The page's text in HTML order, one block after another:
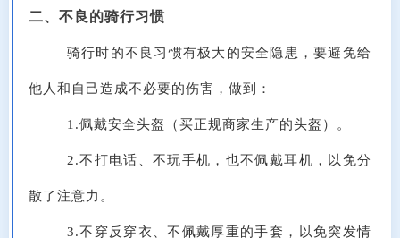
二、不良的骑行习惯
骑行时的不良习惯有极大的安全隐患，要避免给
他人和自己造成不必要的伤害，做到：
1.佩戴安全头盔（买正规商家生产的头盔）。
2.不打电话、不玩手机，也不佩戴耳机，以免分
散了注意力。
3.不穿反穿衣、不佩戴厚重的手套，以免突发情